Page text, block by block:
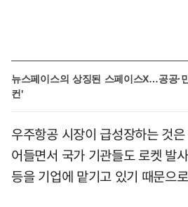
뉴스페이스의 상징된 스페이스X…공공·
컨'
우주항공 시장이 급성장하는 것
어들면서 국가 기관들도 로켓 발
등을 기업에 맡기고 있기 때문으